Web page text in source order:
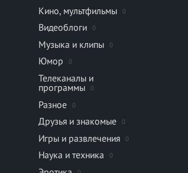
Кино, мультфильмы 0
Видеоблоги 0
Музыка и клипы 0
Юмор 0
Телеканалы и
программы
0
Разное 0
Друзья и знакомые 0
Игры и развлечения 0
Наука и техника 0